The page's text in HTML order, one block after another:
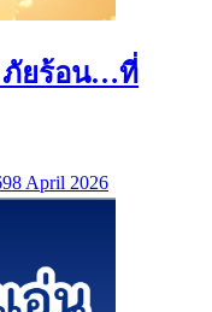
ภัยร้อน…ที่
8 April 2026